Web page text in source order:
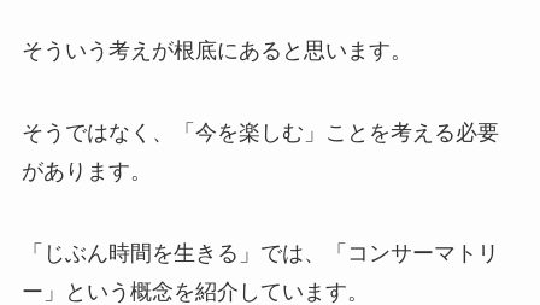
そういう考えが根底にあると思います。
そうではなく、「今を楽しむ」ことを考える必要
があります。
「じぶん時間を生きる」では、「コンサーマトリ
ー」という概念を紹介しています。